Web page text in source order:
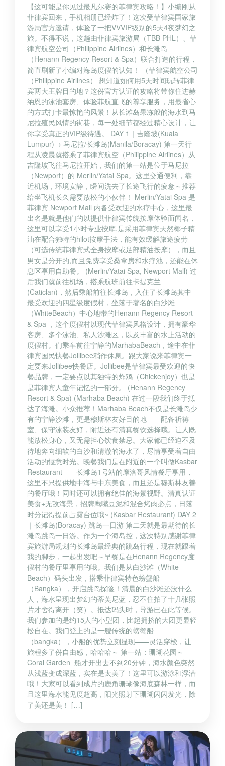
【这可能是你见过最凡尔赛的菲律宾攻略！】小编刚从
菲律宾回来，手机相册已经炸了！这次受菲律宾国家旅
游局官方邀请，体验了一把VVVIP级别的5天4夜梦幻之
旅。不得不说，这趟由菲律宾旅游局（TBB PHL）、菲
律宾航空公司（Philippine Airlines）和长滩岛
（Henann Regency Resort & Spa）联合打造的行程，
简直刷新了小编对海岛度假的认知！ （菲律宾航空公司
（Philippine Airlines） 想知道如何用5天时间玩转菲律
宾两大王牌目的地？这份官方认证的攻略将带你住进赫
纳恩的泳池套房、体验菲航直飞的尊享服务，用最省心
的方式打卡最惊艳的风景！从长滩岛果冻般的海水到马
尼拉殖民风情的街巷，每一处细节都经过精心设计，让
你享受真正的VIP级待遇。 DAY 1｜吉隆坡(Kuala
Lumpur)→ 马尼拉/长滩岛(Manila/Boracay) 第一天行
程从凌晨就搭乘了菲律宾航空（Philippine Airlines）从
吉隆坡飞往马尼拉开始，我们的第一站是位于马尼拉
（Newport）的 Merlin/Yatai Spa。这里交通便利，靠
近机场，环境安静，瞬间洗去了长途飞行的疲惫～推荐
给坐飞机长久需要放松的小伙伴！ Merlin/Yatai Spa 是
菲律宾 Newport Mall 内备受欢迎的水疗中心，这里最
出名是就是他们的以提供菲律宾传统按摩体验而闻名，
这里可以享受1小时专业按摩,是采用菲律宾天然椰子精
油在配合独特的hilot按摩手法，能有效缓解旅途疲劳
（可选传统菲律宾式全身按摩或足部精油按摩），而且
男女是分开的,而且免费享受桑拿房和水疗池，还能在休
息区享用自助餐。 (Merlin/Yatai Spa, Newport Mall) 过
后我们就前往机场，搭乘航班前往卡提克兰
(Caticlan)，然后乘船前往长滩岛，入住了长滩岛其中
最受欢迎的四星级度假村，坐落于著名的白沙滩
（WhiteBeach）中心地带的Henann Regency Resort
& Spa ，这个度假村以现代菲律宾风格设计，拥有豪华
客房、多个泳池、私人沙滩区，以及丰富的水上活动的
度假村。们乘车前往宁静的MarhabaBeach，途中在菲
律宾国民快餐Jollibee稍作休息。跟大家说来菲律宾一
定要来Jollibee快餐店。Jollibee是菲律宾最受欢迎的快
餐品牌，一定要点以其独特的炸鸡（Chickenjoy）也是
是菲律宾人童年记忆的一部分。 (Henann Regency
Resort & Spa) (Marhaba Beach) 在过一段我们终于抵
达了海滩。小众推荐！Marhaba Beach不仅是长滩岛少
有的宁静沙滩，更是穆斯林友好目的地——配备祈祷
室、保守泳装友好，附近还有清真餐饮选择哦。让人既
能放松身心，又无需担心饮食禁忌。大家都已经迫不及
待地奔向细软的白沙和清澈的海水了，尽情享受着自由
活动的惬意时光。晚餐我们是在附近的一个叫做Kasbar
Restaurant——长滩岛1号站的摩洛哥风情餐厅享用，
这里不只提供地中海与中东美食，而且还是穆斯林友善
的餐厅哦！同时还可以拥有绝佳的海景视野。清真认证
美食+无敌海景，招牌鹰嘴豆泥和混合烤肉必点，日落
时分记得提前占露台位哦~ (Kasbar Restaurant) DAY 2
｜长滩岛(Boracay) 跳岛一日游 第二天就是最期待的长
滩岛跳岛一日游。作为一个海岛控，这次特别感谢菲律
宾旅游局规划的长滩岛最经典的跳岛行程，现在就跟着
我的脚步，一起出发吧～早餐是在Henann Regency度
假村的餐厅里享用的哦。我们是从白沙滩（White
Beach）码头出发，搭乘菲律宾特色螃蟹船
（Bangka），开启跳岛探险！清晨的白沙滩还没什么
人，海水呈现出梦幻的蒂芙尼蓝，忍不住拍了十几张照
片才舍得离开（笑）。抵达码头时，导游已在此等候。
我们参加的是约15人的小型团，比起拥挤的大团更显轻
松自在。我们登上的是一艘传统的螃蟹船
（bangka），小船的优势立刻显现——灵活穿梭，让
旅程多了份自由感，哈哈哈～ 第一站：珊瑚花园～
Coral Garden 船才开出去不到20分钟，海水颜色突然
从浅蓝变成深蓝，实在是太美了！这里可以游泳和浮潜
哦！大家可以看到成片的鹿角珊瑚像海底森林一样，而
且这里海水能见度超高，阳光照射下珊瑚闪闪发光，除
了美还是美！ […]